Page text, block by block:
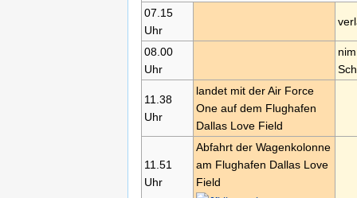
07.15
Uhr
08.00
Uhr
11.38
Uhr
landet mit der Air Force
One auf dem Flughafen
Dallas Love Field
11.51
Uhr
Abfahrt der Wagenkolonne
am Flughafen Dallas Love
Field